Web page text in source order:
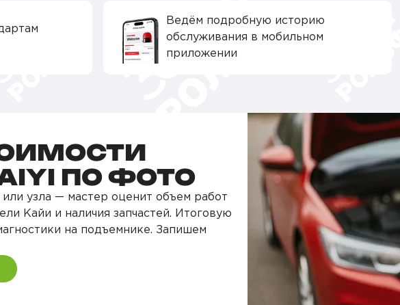
Ведём подробную историю
обслуживания в мобильном
приложении
ПО ФОТО
узла — мастер оценит объем работ
Кайи и наличия запчастей. Итоговую
на подъемнике. Запишем